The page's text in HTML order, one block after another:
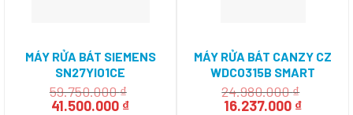
MÁY RỬA BÁT SIEMENS
SN27YI01CE
59.750.000₫
Giá
41.500.000 ₫Giá
MÁY RỬA BÁT CANZY CZ
WDC0315B SMART
24.980.000₫
Giá
16.237.000 ₫Giá